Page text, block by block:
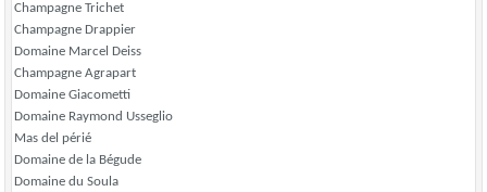
Champagne Trichet
Champagne Drappier
Domaine Marcel Deiss
Champagne Agrapart
Domaine Giacometti
Domaine Raymond Usseglio
Mas del périé
Domaine de la Bégude
Domaine du Soula